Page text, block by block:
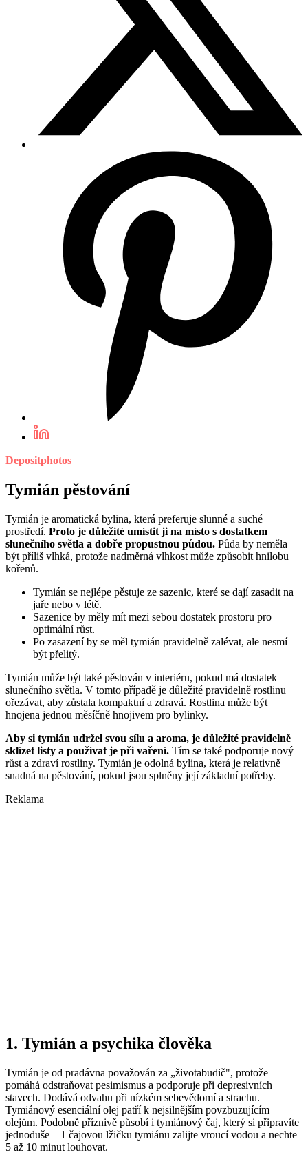
Depositphotos
Tymián pěstování
Tymián je aromatická bylina, která preferuje slunné a suché
prostředí. Proto je důležité umístit ji na místo s dostatkem
slunečního světla a dobře propustnou půdou. Půda by neměla
být příliš vlhká, protože nadměrná vlhkost může způsobit hnilobu
kořenů.
Tymián se nejlépe pěstuje ze sazenic, které se dají zasadit na
jaře nebo v létě.
Sazenice by měly mít mezi sebou dostatek prostoru pro
optimální růst.
Po zasazení by se měl tymián pravidelně zalévat, ale nesmí
být přelitý.
Tymián může být také pěstován v interiéru, pokud má dostatek
slunečního světla. V tomto případě je důležité pravidelně rostlinu
ořezávat, aby zůstala kompaktní a zdravá. Rostlina může být
hnojena jednou měsíčně hnojivem pro bylinky.
Aby si tymián udržel svou sílu a aroma, je důležité pravidelně
sklízet listy a používat je při vaření. Tím se také podporuje nový
růst a zdraví rostliny. Tymián je odolná bylina, která je relativně
snadná na pěstování, pokud jsou splněny její základní potřeby.
Reklama
1. Tymián a psychika člověka
Tymián je od pradávna považován za „životabudič", protože
pomáhá odstraňovat pesimismus a podporuje při depresivních
stavech. Dodává odvahu při nízkém sebevědomí a strachu.
Tymiánový esenciální olej patří k nejsilnějším povzbuzujícím
olejům. Podobně příznivě působí i tymiánový čaj, který si připravíte
jednoduše – 1 čajovou lžičku tymiánu zalijte vroucí vodou a nechte
5 až 10 minut louhovat.